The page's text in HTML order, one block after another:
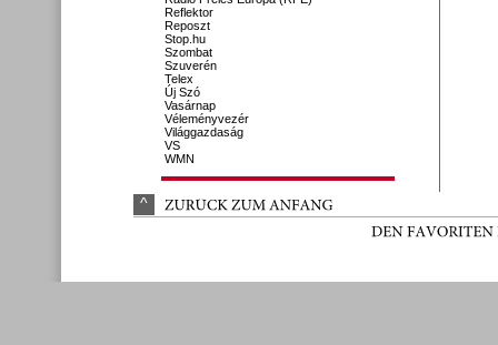
Reflektor
Reposzt
Stop.hu
Szombat
Szuverén
Telex
Új Szó
Vasárnap
Véleményvezér
Világgazdaság
VS
WMN
^ ZURÜCK ZUM ANFANG
DEN FAVORITEN